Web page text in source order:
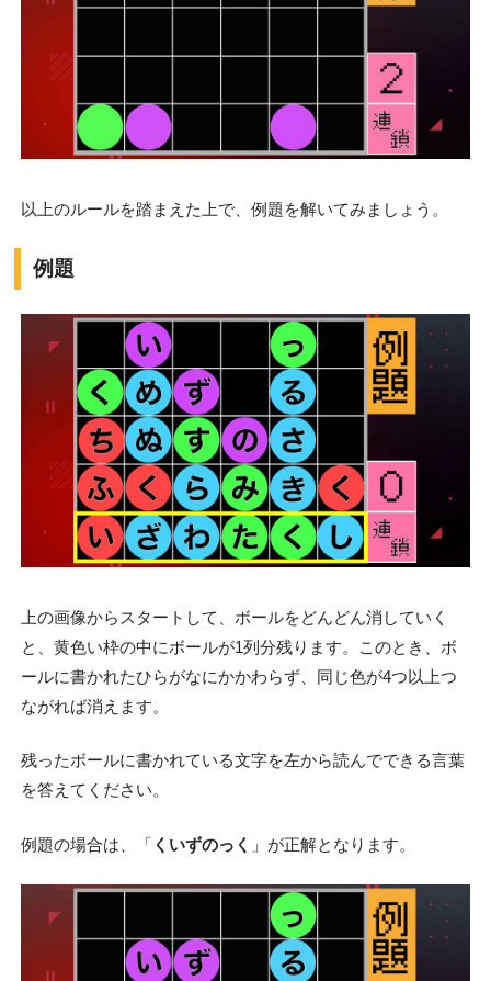
以上のルールを踏まえた上で、例題を解いてみましょう。
例題
上の画像からスタートして、ボールをどんどん消していく
と、黄色い枠の中にボールが1列分残ります。このとき、ボ
ールに書かれたひらがなにかかわらず、同じ色が4つ以上つ
ながれば消えます。
残ったボールに書かれている文字を左から読んでできる言葉
を答えてください。
例題の場合は、「 くいずのっく 」が正解となります。